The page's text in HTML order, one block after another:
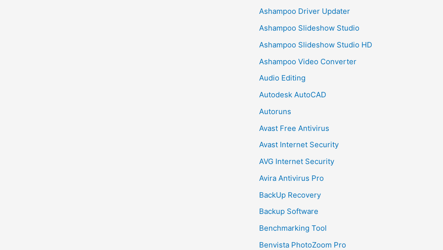
Ashampoo Driver Updater
Ashampoo Slideshow Studio
Ashampoo Slideshow Studio HD
Ashampoo Video Converter
Audio Editing
Autodesk AutoCAD
Autoruns
Avast Free Antivirus
Avast Internet Security
AVG Internet Security
Avira Antivirus Pro
BackUp Recovery
Backup Software
Benchmarking Tool
Benvista PhotoZoom Pro